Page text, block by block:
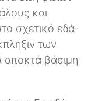
και
σχετικό εδά-
των
αποκτά βάσιμη